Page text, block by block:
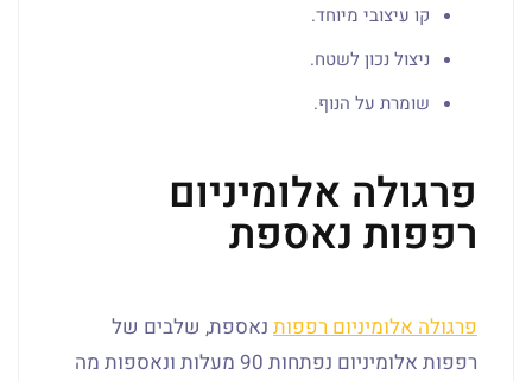
קו עיצובי מיוחד.
ניצול נכון לשטח.
שומרת על הנוף.
פרגולה אלומיניום
רפפות נאספת
פרגולה אלומיניום רפפות נאספת, שלבים של
רפפות אלומיניום נפתחות 90 מעלות ונאספות מה